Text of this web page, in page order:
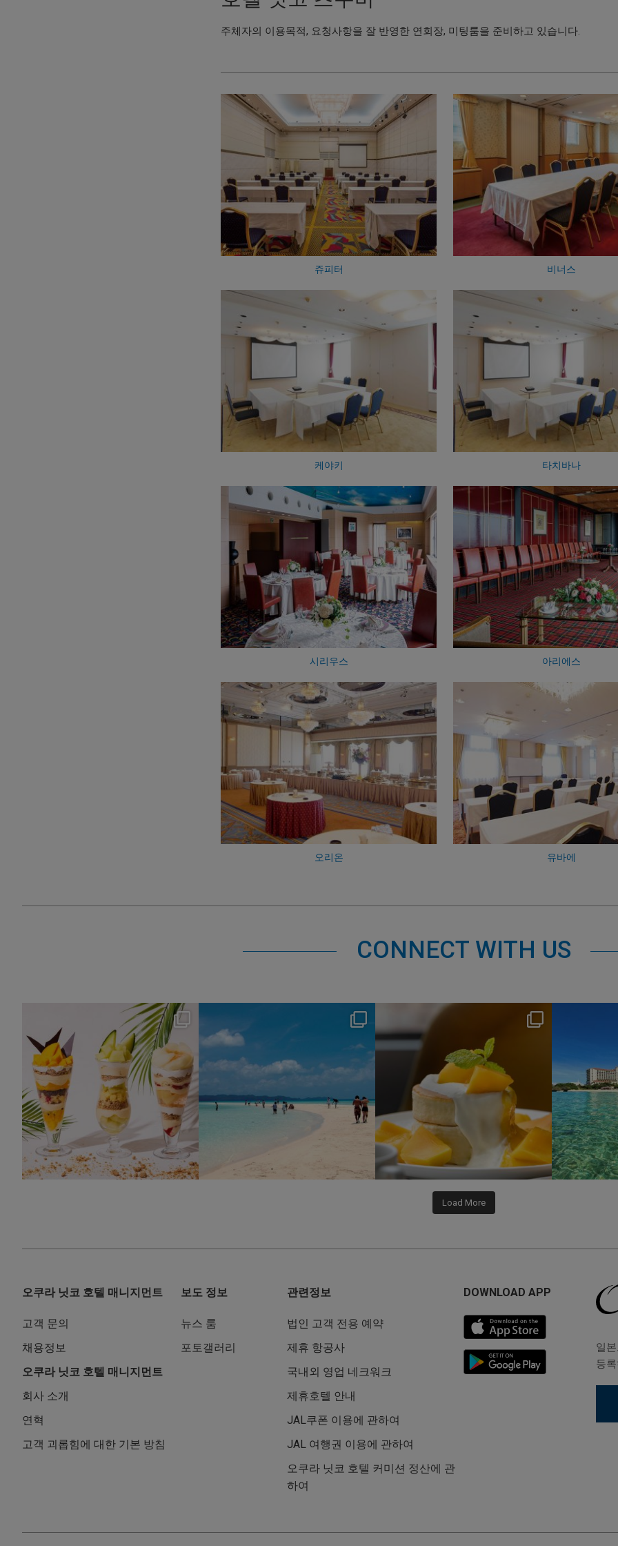
주체자의 이용목적, 요청사항을 잘 반영한 연회장, 미팅룸을 준비하고 있습니다.
쥬피터 비너스
케야키 타치바나
시리우스 아리에스
오리온 유바에
CONNECT WITH US
nikko_hotels
Aug 4
159 1
nikko_hotels
1
Load More
오쿠라 닛코 호텔 매니지먼트
고객 문의
채용정보
오쿠라 닛코 호텔 매니지먼트
회사 소개
연혁
고객 괴롭힘에 대한 기본 방침
보도 정보
뉴스 룸
포토갤러리
관련정보
법인 고객 전용 예약
제휴 항공사
국내외 영업 네크워크
제휴호텔 안내
JAL쿠폰 이용에 관하여
JAL 여행권 이용에 관하여
오쿠라 닛코 호텔 커미션 정산에 관
하여
DOWNLOAD APP
일
등